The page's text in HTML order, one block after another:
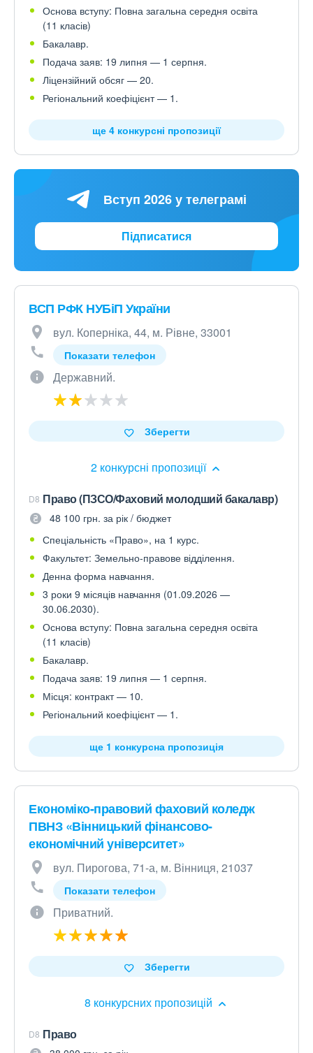
Основа вступу: Повна загальна середня освіта
(11 класів)
Бакалавр.
Подача заяв: 19 липня — 1 серпня.
Ліцензійний обсяг — 20.
Регіональний коефіцієнт — 1.
ще 4 конкурсні пропозиції
Вступ 2026 у телеграмі
Підписатися
ВСП РФК НУБіП України
вул. Коперніка, 44, м. Рівне, 33001
Показати телефон
Державний.
2 конкурсні пропозиції
Зберегти
D8 Право (ПЗСО/Фаховий молодший бакалавр)
48 100 грн. за рік / бюджет
Спеціальність «Право», на 1 курс.
Факультет: Земельно-правове відділення.
Денна форма навчання.
3 роки 9 місяців навчання (01.09.2026 —
30.06.2030).
Основа вступу: Повна загальна середня освіта
(11 класів)
Бакалавр.
Подача заяв: 19 липня — 1 серпня.
Місця: контракт — 10.
Регіональний коефіцієнт — 1.
ще 1 конкурсна пропозиція
Економіко-правовий фаховий коледж
ПВНЗ «Вінницький фінансово-
економічний університет»
вул. Пирогова, 71-а, м. Вінниця, 21037
Показати телефон
Приватний.
8 конкурсних пропозицій
Зберегти
D8 Право